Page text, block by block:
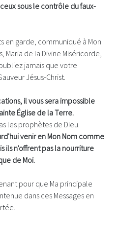
sous le contrôle du faux-
en garde, communiqué à Mon
de la Divine Miséricorde,
jamais que votre
Jésus-Christ.
il vous sera impossible
Église de la Terre.
les prophètes de Dieu.
venir en Mon Nom comme
ils n'offrent pas la nourriture
de Moi.
pour que Ma principale
dans ces Messages en